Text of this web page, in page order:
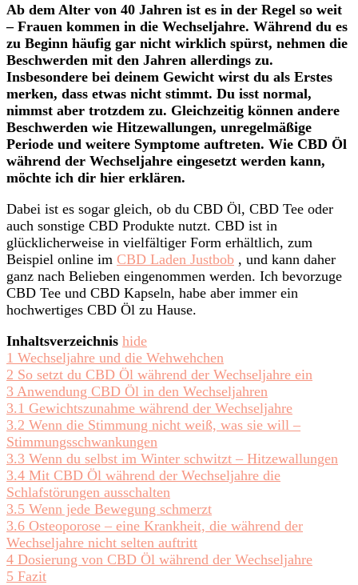
hilft
CBD
Öl
während
der
Wechseljahre
Ab dem Alter von 40 Jahren ist es in der Regel so weit
– Frauen kommen in die Wechseljahre. Während du es
zu Beginn häufig gar nicht wirklich spürst, nehmen die
Beschwerden mit den Jahren allerdings zu.
Insbesondere bei deinem Gewicht wirst du als Erstes
merken, dass etwas nicht stimmt. Du isst normal,
nimmst aber trotzdem zu. Gleichzeitig können andere
Beschwerden wie Hitzewallungen, unregelmäßige
Periode und weitere Symptome auftreten. Wie CBD Öl
während der Wechseljahre eingesetzt werden kann,
möchte ich dir hier erklären.
Dabei ist es sogar gleich, ob du CBD Öl, CBD Tee oder
auch sonstige CBD Produkte nutzt. CBD ist in
glücklicherweise in vielfältiger Form erhältlich, zum
Beispiel online im CBD Laden Justbob , und kann daher
ganz nach Belieben eingenommen werden. Ich bevorzuge
CBD Tee und CBD Kapseln, habe aber immer ein
hochwertiges CBD Öl zu Hause.
Inhaltsverzeichnis hide
1 Wechseljahre und die Wehwehchen
2 So setzt du CBD Öl während der Wechseljahre ein
3 Anwendung CBD Öl in den Wechseljahren
3.1 Gewichtszunahme während der Wechseljahre
3.2 Wenn die Stimmung nicht weiß, was sie will –
Stimmungsschwankungen
3.3 Wenn du selbst im Winter schwitzt – Hitzewallungen
3.4 Mit CBD Öl während der Wechseljahre die
Schlafstörungen ausschalten
3.5 Wenn jede Bewegung schmerzt
3.6 Osteoporose – eine Krankheit, die während der
Wechseljahre nicht selten auftritt
4 Dosierung von CBD Öl während der Wechseljahre
5 Fazit